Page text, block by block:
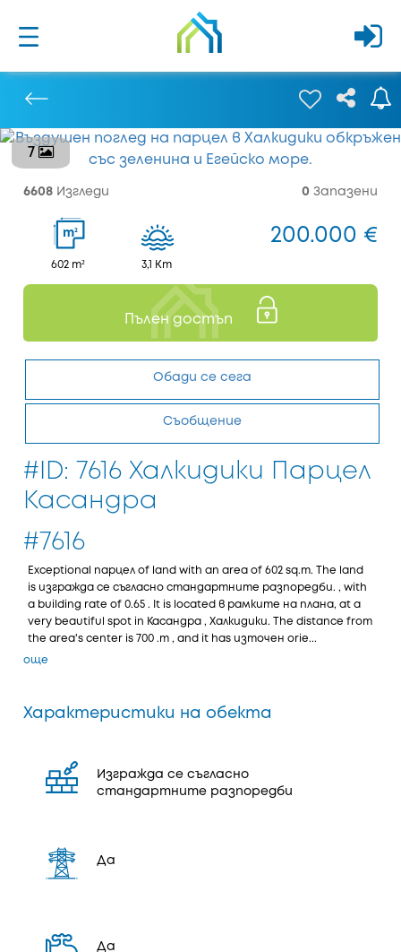
7
6608 Изгледи 0 Запазени
m2
602 m² 3,1 Km
200.000 €
Пълен достъп
Обади се сега
Съобщение
#ID: 7616 Халкидики Парцел
Касандра
#7616
Exceptional парцел of land with an area of 602 sq.m. The land
is изгражда се съгласно стандартните разпоредби. , with
a building rate of 0.65 . It is located в рамките на плана, at a
very beautiful spot in Касандра , Халкидики. The distance from
the area's center is 700 .m , and it has източен orie...
още
Характеристики на обекта
Изгражда се съгласно
стандартните разпоредби
Да
Да